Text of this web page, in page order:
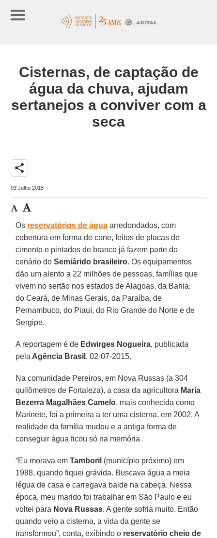
Cisternas, de captação de
água da chuva, ajudam
sertanejos a conviver com a
seca
share
03 Julho 2015
Os reservatórios de água arredondados, com
cobertura em forma de cone, feitos de placas de
cimento e pintados de branco já fazem parte do
cenário doSemiárido brasileiro. Os equipamentos
dão um alento a 22 milhões de pessoas, famílias que
vivem no sertão nos estados de Alagoas, da Bahia,
do Ceará, de Minas Gerais, da Paraíba, de
Pernambuco, do Piauí, do Rio Grande do Norte e de
Sergipe.
A reportagem é de Edwirges Nogueira, publicada
pela Agência Brasil , 02-07-2015.
Na comunidade Pereiros, em Nova Russas (a 304
quilômetros de Fortaleza), a casa da agricultora Maria
Bezerra Magalhães Camelo, mais conhecida como
Marinete, foi a primeira a ter uma cisterna, em 2002. A
realidade da família mudou e a antiga forma de
conseguir água ficou só na memória.
“Eu morava emTamboril (município próximo) em
1988, quando fiquei grávida. Buscava água a meia
légua de casa e carregava balde na cabeça. Nessa
época, meu marido foi trabalhar em São Paulo e eu
voltei para Nova Russas. A gente sofria muito. Então
quando veio a cisterna, a vida da gente se
transformou”, conta, exibindo o reservatório cheio de